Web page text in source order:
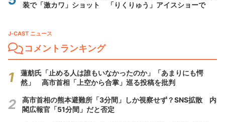
装で「激カワ」ショット 「りくりゅう」アイスショーで
J-CAST ニュース
コメントランキング
蓮舫氏「止める人は誰もいなかったのか」「あまりにも愕
然」 高市首相「上空から合掌」巡る投稿を批判
高市首相の熊本避難所「3分間」しか視察せず？SNS拡散 内
閣広報官「51分間」だと否定